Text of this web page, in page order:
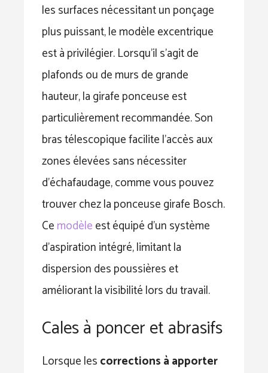
les surfaces nécessitant un ponçage
plus puissant, le modèle excentrique
est à privilégier. Lorsqu’il s’agit de
plafonds ou de murs de grande
hauteur, la girafe ponceuse est
particulièrement recommandée. Son
bras télescopique facilite l’accès aux
zones élevées sans nécessiter
d’échafaudage, comme vous pouvez
trouver chez la ponceuse girafe Bosch.
Cemodèleest équipé d’un système
d’aspiration intégré, limitant la
dispersion des poussières et
améliorant la visibilité lors du travail.
Cales à poncer et abrasifs
Lorsque lescorrections à apporter